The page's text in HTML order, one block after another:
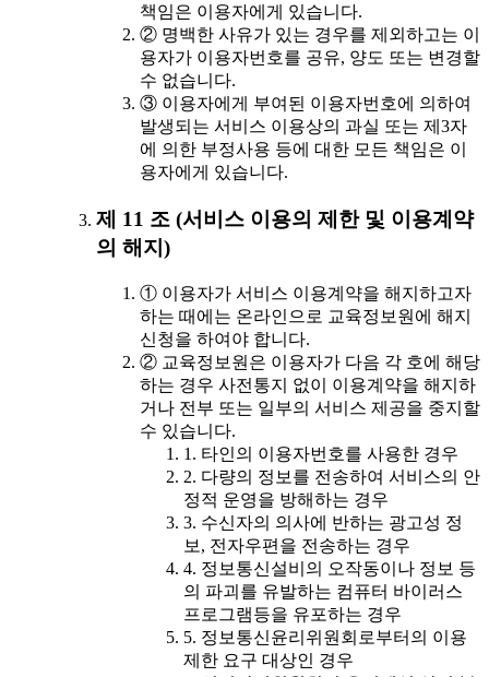
책임은 이용자에게 있습니다.
② 명백한 사유가 있는 경우를 제외하고는 이
용자가 이용자번호를 공유, 양도 또는 변경할
수 없습니다.
③ 이용자에게 부여된 이용자번호에 의하여
발생되는 서비스 이용상의 과실 또는 제3자
에 의한 부정사용 등에 대한 모든 책임은 이
용자에게 있습니다.
제 11 조 (서비스 이용의 제한 및 이용계약
의 해지)
① 이용자가 서비스 이용계약을 해지하고자
하는 때에는 온라인으로 교육정보원에 해지
신청을 하여야 합니다.
② 교육정보원은 이용자가 다음 각 호에 해당
하는 경우 사전통지 없이 이용계약을 해지하
거나 전부 또는 일부의 서비스 제공을 중지할
수 있습니다.
1. 타인의 이용자번호를 사용한 경우
2. 다량의 정보를 전송하여 서비스의 안
정적 운영을 방해하는 경우
3. 수신자의 의사에 반하는 광고성 정
보, 전자우편을 전송하는 경우
4. 정보통신설비의 오작동이나 정보 등
의 파괴를 유발하는 컴퓨터 바이러스
프로그램등을 유포하는 경우
5. 정보통신윤리위원회로부터의 이용
제한 요구 대상인 경우